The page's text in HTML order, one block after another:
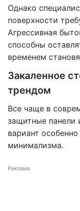
Однако
поверхности
Агрессивная
способны
временем
Закаленное
трендом
Все чаще в
защитные панели
вариант
минимализма.
Реклама